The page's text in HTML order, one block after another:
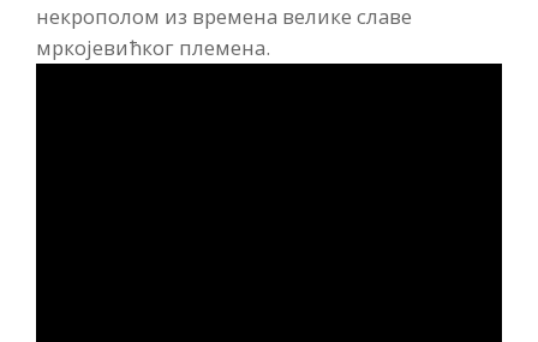
некрополом из времена велике славе
мркојевићког племена.